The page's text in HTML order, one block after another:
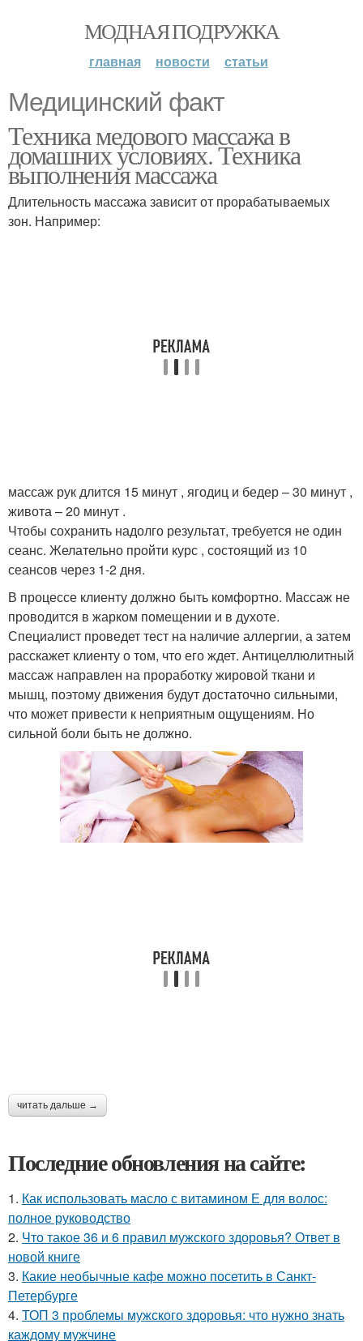
МОДНАЯ ПОДРУЖКА
главная новости статьи
Медицинский факт
Техника медового массажа в
домашних условиях. Техника
выполнения массажа
Длительность массажа зависит от прорабатываемых
зон. Например:
массаж рук длится 15 минут , ягодиц и бедер – 30 минут ,
живота – 20 минут .
Чтобы сохранить надолго результат, требуется не один
сеанс. Желательно пройти курс , состоящий из 10
сеансов через 1-2 дня.
В процессе клиенту должно быть комфортно. Массаж не
проводится в жарком помещении и в духоте.
Специалист проведет тест на наличие аллергии, а затем
расскажет клиенту о том, что его ждет. Антицеллюлитный
массаж направлен на проработку жировой ткани и
мышц, поэтому движения будут достаточно сильными,
что может привести к неприятным ощущениям. Но
сильной боли быть не должно.
читать дальше →
Последние обновления на сайте:
1. Как использовать масло с витамином Е для волос:
полное руководство
2. Что такое 36 и 6 правил мужского здоровья? Ответ в
новой книге
3. Какие необычные кафе можно посетить в Санкт-
Петербурге
4. ТОП 3 проблемы мужского здоровья: что нужно знать
каждому мужчине